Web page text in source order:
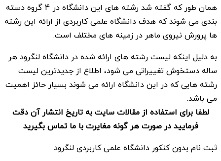
همان طور که گفته شد رشته های این دانشگاه در 4 گروه دسته
بندی می شوند که هدف دانشگاه علمی کاربردی از ارائه این رشته
ها پرورش نیروی ماهر در زمینه های مختلف است.
به دلیل اینکه لیست رشته های ارائه شده در دانشگاه لنگرود هر
ساله دستخوش تغییراتی می شود، اطلاع از جدیدترین لیست
رشته هایی که در این دانشگاه ارائه می شوند بسیار حائز اهمیت
می باشد.
لطفا برای استفاده از مقالات سایت به تاریخ انتشار آن دقت
فرمایید در صورت هر گونه مغایرت با ما تماس بگیرید
ثبت نام بدون کنکور دانشگاه علمی کاربردی لنگرود